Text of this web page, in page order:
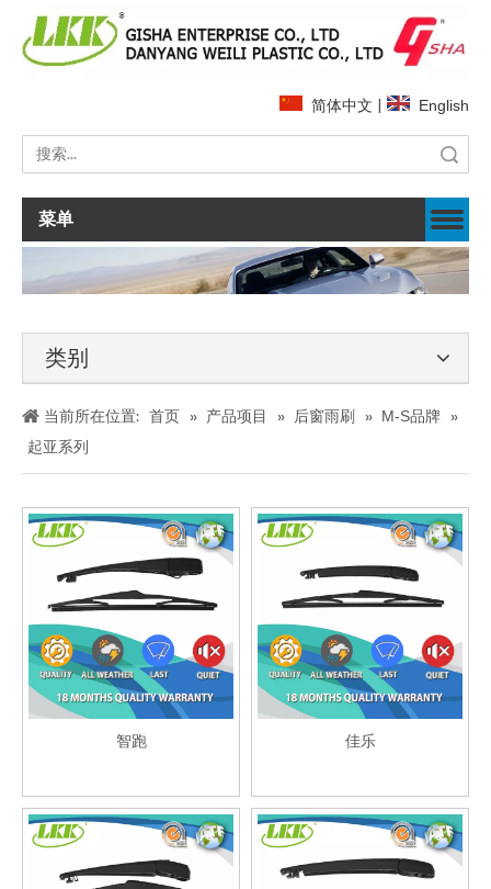
简体中文 | English
菜单
类别
当前所在位置: 首页 » 产品项目 » 后窗雨刷 » M-S品牌
»
起亚系列
智跑 佳乐